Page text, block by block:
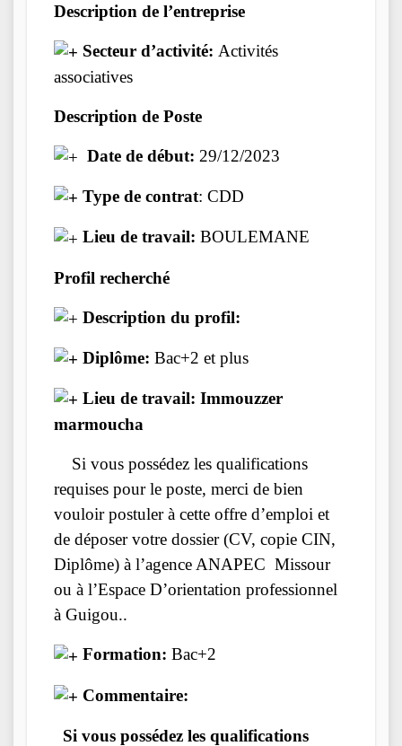
Description de l’entreprise
Secteur d’activité: Activités
associatives
Description de Poste
Date de début: 29/12/2023
Type de contrat: CDD
Lieu de travail: BOULEMANE
Profil recherché
Description du profil:
Diplôme: Bac+2 et plus
Lieu de travail: Immouzzer
marmoucha
Si vous possédez les qualifications
requises pour le poste, merci de bien
vouloir postuler à cette offre d’emploi et
de déposer votre dossier (CV, copie CIN,
Diplôme) à l’agence ANAPEC Missour
ou à l’Espace D’orientation professionnel
à Guigou..
Formation: Bac+2
Commentaire:
Si vous possédez les qualifications